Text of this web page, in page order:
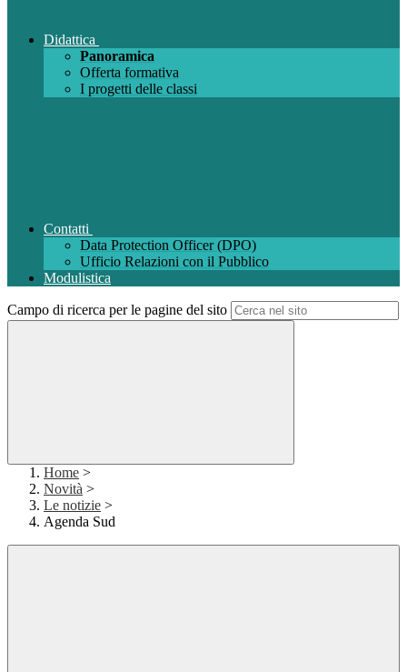
Didattica
Panoramica
Offerta formativa
I progetti delle classi
Contatti
Data Protection Officer (DPO)
Ufficio Relazioni con il Pubblico
Modulistica
Campo di ricerca per le pagine del sito
Home >
Novità >
Le notizie >
Agenda Sud